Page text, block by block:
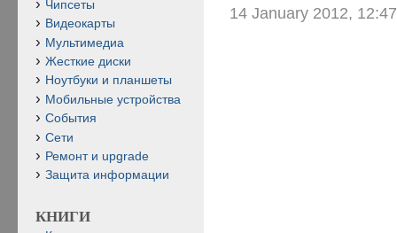
14 January 2012,
Чипсеты
Видеокарты
Мультимедиа
Жесткие диски
Ноутбуки и планшеты
Мобильные устройства
События
Сети
Ремонт и upgrade
Защита информации
КНИГИ